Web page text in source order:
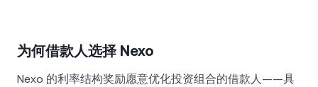
为何借款人选择 Nexo
Nexo 的利率结构奖励愿意优化投资组合的借款人——具